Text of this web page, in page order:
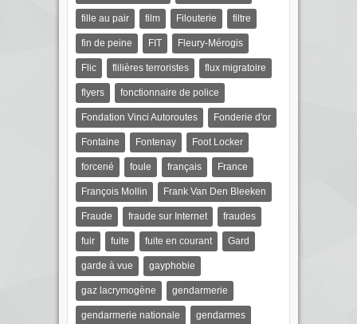
fille au pair film Filouterie filtre
fin de peine FIT Fleury-Mérogis
Flic flilières terroristes flux migratoire
flyers fonctionnaire de police
Fondation Vinci Autoroutes Fonderie d'or
Fontaine Fontenay Foot Locker
forcené foule français France
François Mollin Frank Van Den Bleeken
Fraude fraude sur Internet fraudes
fuir fuite fuite en courant Gard
garde à vue gayphobie
gaz lacrymogène gendarmerie
gendarmerie nationale gendarmes